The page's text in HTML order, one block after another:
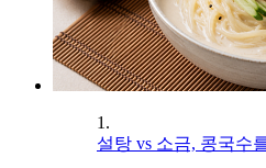
1.
설탕 vs 소금, 콩국수